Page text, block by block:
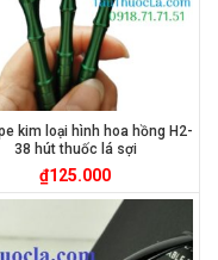
kim loại hình hoa hồng H2-
38 hút thuốc lá sợi
₫125.000